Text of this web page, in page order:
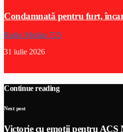
Condamnată pentru furt,
Radio Medias 725
31 iulie 2026
Continue reading
Next post
Victorie cu emoții pentru ACS